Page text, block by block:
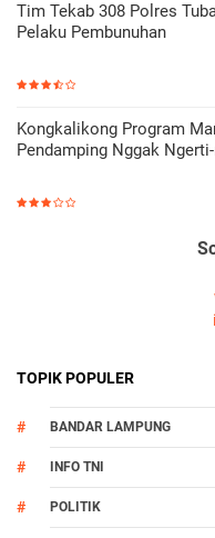
Tim Tekab 308 Polres
Pelaku Pembunuhan
Kongkalikong Program
Pendamping Nggak
TOPIK POPULER
BANDAR LAMPUNG
INFO TNI
POLITIK